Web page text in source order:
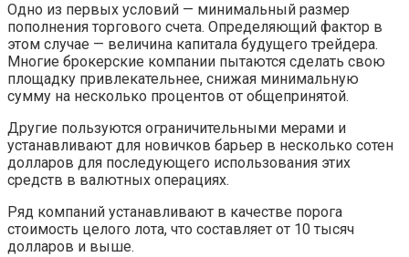
Одно из первых условий — минимальный размер
пополнения торгового счета. Определяющий фактор в
этом случае — величина капитала будущего трейдера.
Многие брокерские компании пытаются сделать свою
площадку привлекательнее, снижая минимальную
сумму на несколько процентов от общепринятой.
Другие пользуются ограничительными мерами и
устанавливают для новичков барьер в несколько сотен
долларов для последующего использования этих
средств в валютных операциях.
Ряд компаний устанавливают в качестве порога
стоимость целого лота, что составляет от 10 тысяч
долларов и выше.